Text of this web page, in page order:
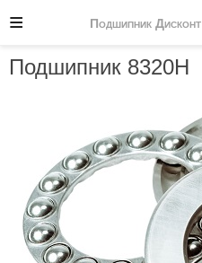
Подшипник 8320Н
Подшипник Дисконт